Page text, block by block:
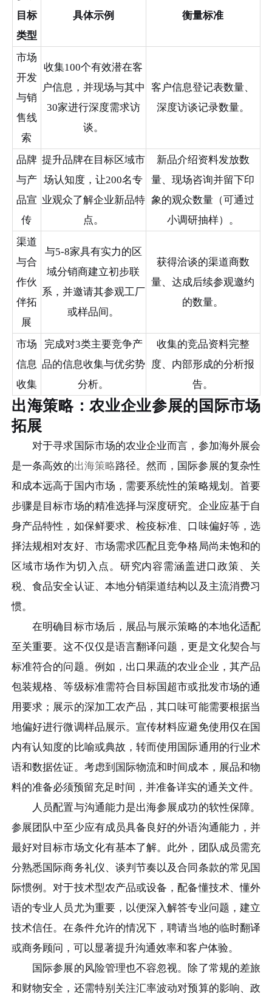
目标
类型
具体示例 衡量标准
市场
开发
与销
售线
索
收集100个有效潜在客
户信息，并现场与其中
30家进行深度需求访
谈。
客户信息登记表数量、
深度访谈记录数量。
品牌
与产
品宣
传
提升品牌在目标区域市
场认知度，让200名专
业观众了解企业新品特
点。
新品介绍资料发放数
量、现场咨询并留下印
象的观众数量（可通过
小调研抽样）。
渠道
与合
作伙
伴拓
展
与5-8家具有实力的区
域分销商建立初步联
系，并邀请其参观工厂
或样品间。
获得洽谈的渠道商数
量、达成后续参观邀约
的数量。
市场
信息
收集
完成对3类主要竞争产
品的信息收集与优劣势
分析。
收集的竞品资料完整
度、内部形成的分析报
告。
出海策略：农业企业参展的国际市场
拓展
对于寻求国际市场的农业企业而言，参加海外展会
是一条高效的出海策略路径。然而，国际参展的复杂性
和成本远高于国内市场，需要系统性的策略规划。首要
步骤是目标市场的精准选择与深度研究。企业应基于自
身产品特性，如保鲜要求、检疫标准、口味偏好等，选
择法规相对友好、市场需求匹配且竞争格局尚未饱和的
区域市场作为切入点。研究内容需涵盖进口政策、关
税、食品安全认证、本地分销渠道结构以及主流消费习
惯。
在明确目标市场后，展品与展示策略的本地化适配
至关重要。这不仅仅是语言翻译问题，更是文化契合与
标准符合的问题。例如，出口果蔬的农业企业，其产品
包装规格、等级标准需符合目标国超市或批发市场的通
用要求；展示的深加工农产品，其口味可能需要根据当
地偏好进行微调样品展示。宣传材料应避免使用仅在国
内有认知度的比喻或典故，转而使用国际通用的行业术
语和数据佐证。考虑到国际物流和时间成本，展品和物
料的准备必须预留充足时间，并准备详实的通关文件。
人员配置与沟通能力是出海参展成功的软性保障。
参展团队中至少应有成员具备良好的外语沟通能力，并
最好对目标市场文化有基本了解。此外，团队成员需充
分熟悉国际商务礼仪、谈判节奏以及合同条款的常见国
际惯例。对于技术型农产品或设备，配备懂技术、懂外
语的专业人员尤为重要，以便深入解答专业问题，建立
技术信任。在条件允许的情况下，聘请当地的临时翻译
或商务顾问，可以显著提升沟通效率和客户体验。
国际参展的风险管理也不容忽视。除了常规的差旅
和财物安全，还需特别关注汇率波动对预算的影响、政